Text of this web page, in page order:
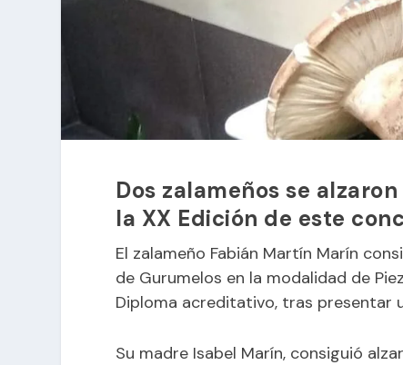
Dos zalameños se
la XX Edición de este
El zalameño Fabián Martín Marín
de Gurumelos en la modalidad de
Diploma acreditativo, tras presentar
Su madre Isabel Marín, consiguió